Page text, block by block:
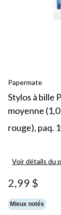
Papermate
Stylos à bille
moyenne
rouge), paq.
Voir détails du
2,99 $
Mieux notés